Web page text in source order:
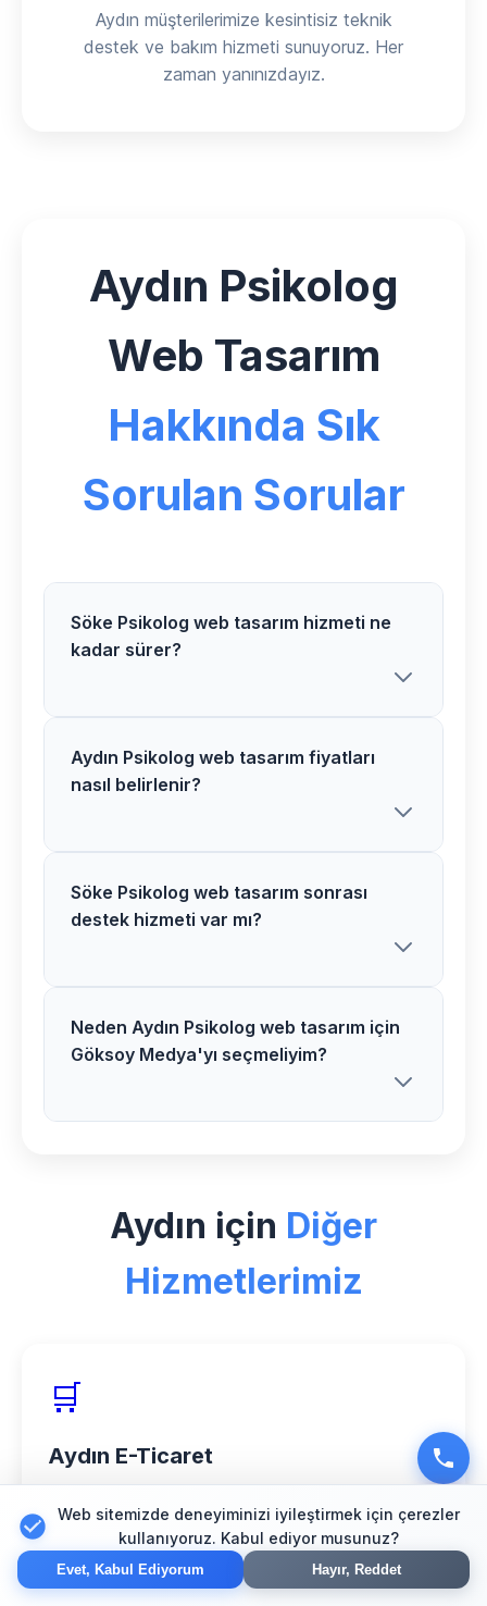
Aydın müşterilerimize kesintisiz teknik
destek ve bakım hizmeti sunuyoruz. Her
zaman yanınızdayız.
Aydın Psikolog
Web Tasarım
Hakkında Sık
Sorulan Sorular
Söke Psikolog web tasarım hizmeti ne
kadar sürer?
Göksoy Medya olarak Söke
bölgesindeki Psikolog web tasarım
kapsamına göre süre değişiklik
gösterebilir.
Aydın Psikolog web tasarım fiyatları
nasıl belirlenir?
Aydın bölgesindeki Psikolog web
tasarım fiyatlarımız proje kapsamı,
iletişime geçebilirsiniz.
Söke Psikolog web tasarım sonrası
destek hizmeti var mı?
Evet, Söke bölgesindeki tüm
müşterilerimize Psikolog web tasarım
bakım hizmeti sunuyoruz.
Neden Aydın Psikolog web tasarım için
Göksoy Medya'yı seçmeliyim?
ve müşteri memnuniyeti odaklı
yaklaşımımızla web tasarım alanında
güvenilir bir partner olarak hizmet
Aydın için Diğer
Hizmetlerimiz
🛒
Aydın E-Ticaret
Web sitemizde deneyiminizi iyileştirmek için çerezler
kullanıyoruz. Kabul ediyor musunuz?
Evet, Kabul Ediyorum Hayır, Reddet